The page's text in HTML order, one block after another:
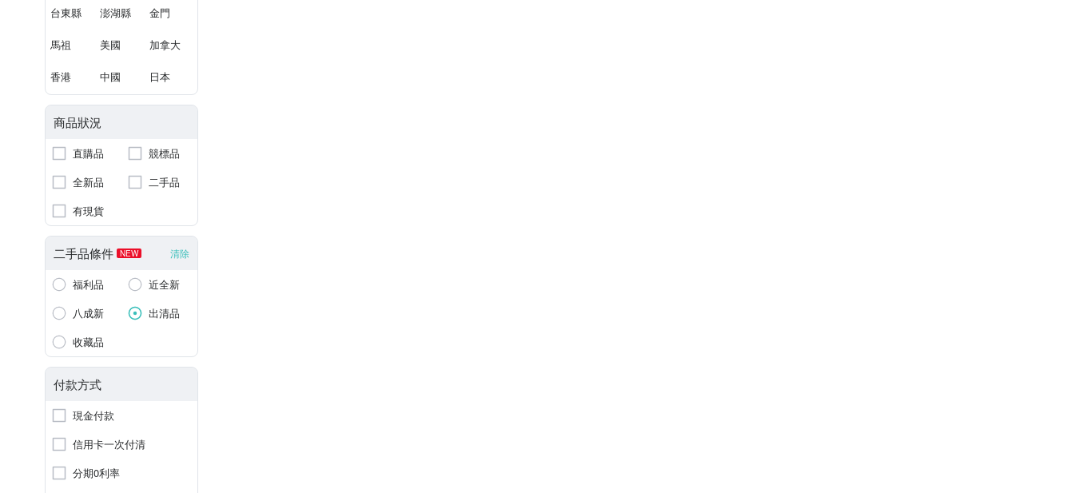
台東縣 澎湖縣 金門
馬祖 美國 加拿大
香港 中國 日本
商品狀況
直購品
競標品
全新品
二手品
有現貨
二手品條件 NEW 清除
福利品
近全新
八成新
出清品
收藏品
付款方式
現金付款
信用卡一次付清
分期0利率